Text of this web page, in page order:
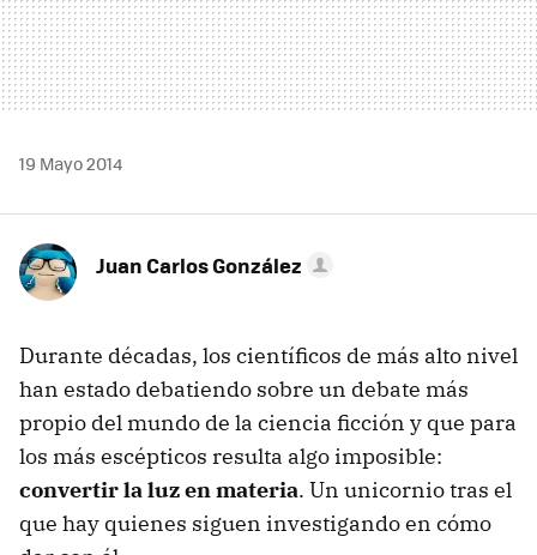
19 Mayo 2014
Juan Carlos González
Durante décadas, los científicos de más alto nivel
han estado debatiendo sobre un debate más
propio del mundo de la ciencia ficción y que para
los más escépticos resulta algo imposible:
convertir la luz en materia. Un unicornio tras el
que hay quienes siguen investigando en cómo